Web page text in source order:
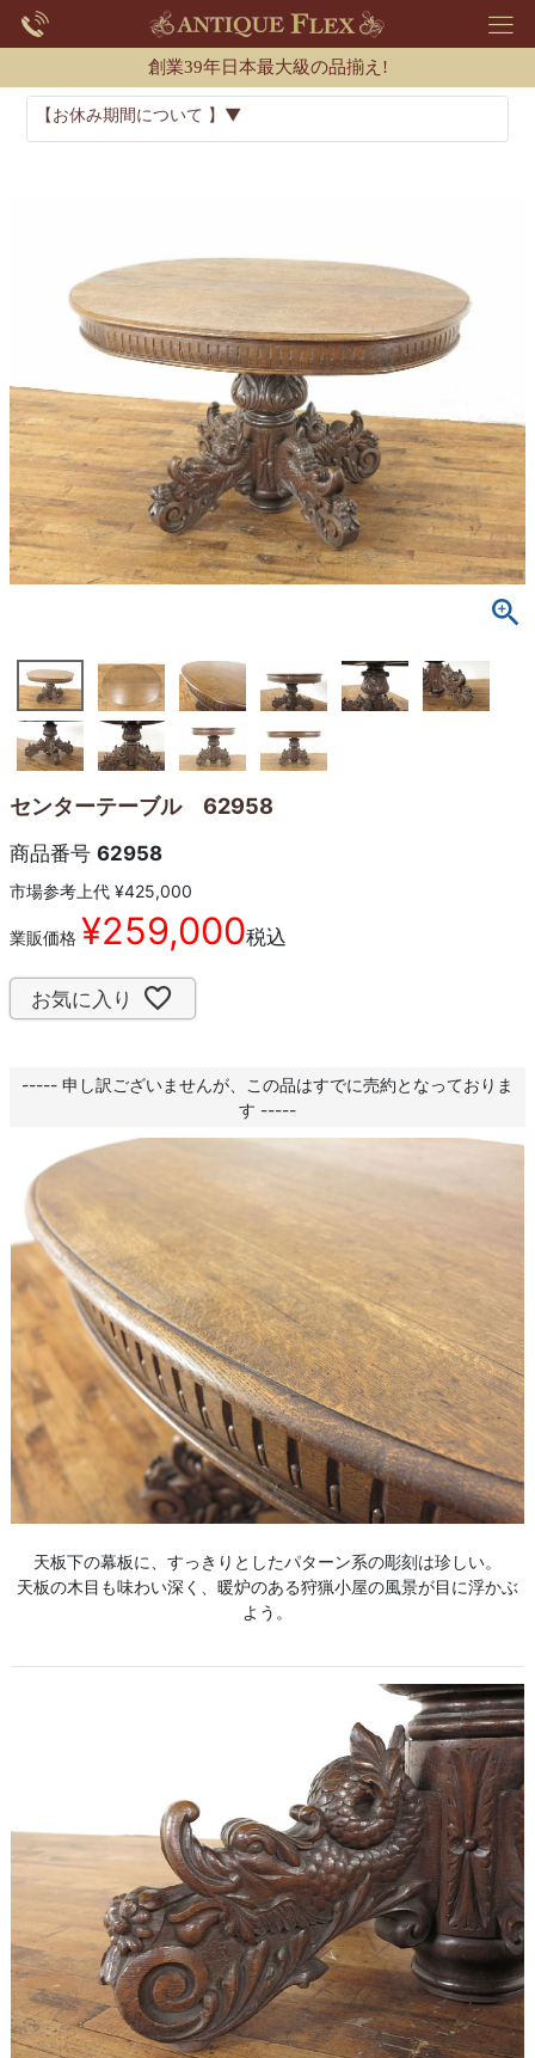
創業39年日本最大級の品揃え!
【お休み期間について 】▼
センターテーブル 62958
商品番号 62958
市場参考上代 ¥425,000
業販価格 ¥259,000税込
お気に入り
----- 申し訳ございませんが、この品はすでに売約となっておりま
す -----
天板下の幕板に、すっきりとしたパターン系の彫刻は珍しい。
天板の木目も味わい深く、暖炉のある狩猟小屋の風景が目に浮かぶ
よう。